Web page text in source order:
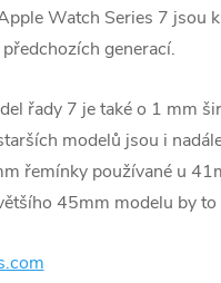
Watch Series 7‌ jsou
generací.
řady 7 je také o 1 mm
modelů jsou i
řemínky používané u
45mm modelu by